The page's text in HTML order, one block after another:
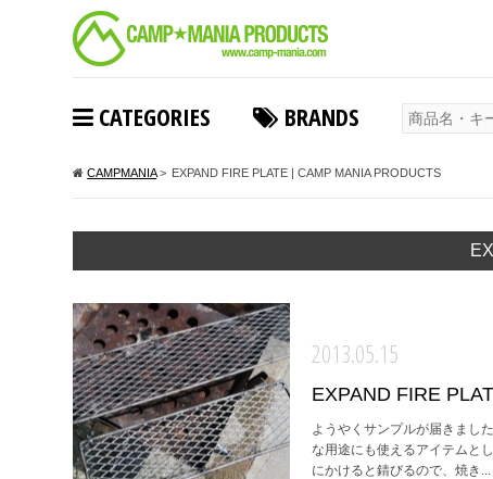
CATEGORIES BRANDS
CAMPMANIA> EXPAND FIRE PLATE | CAMP MANIA PRODUCTS
2013.05.15
EXPAND FIRE
ようやくサンプルが届きまし
な用途にも使えるアイテムと
にかけると錆びるので、焼き...